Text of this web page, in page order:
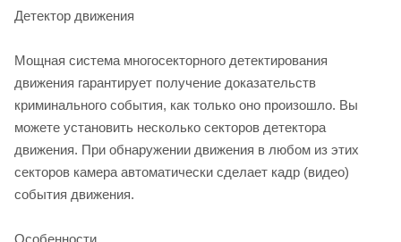
Детектор движения
Мощная система многосекторного детектирования
движения гарантирует получение доказательств
криминального события, как только оно произошло. Вы
можете установить несколько секторов детектора
движения. При обнаружении движения в любом из этих
секторов камера автоматически сделает кадр (видео)
события движения.
Особенности